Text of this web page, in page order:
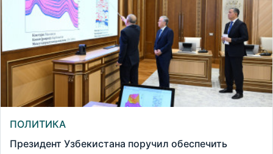
ПОЛИТИКА
Президент Узбекистана поручил обеспечить